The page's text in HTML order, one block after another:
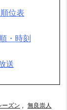
位表
・時刻
送
ズン , 無良崇人